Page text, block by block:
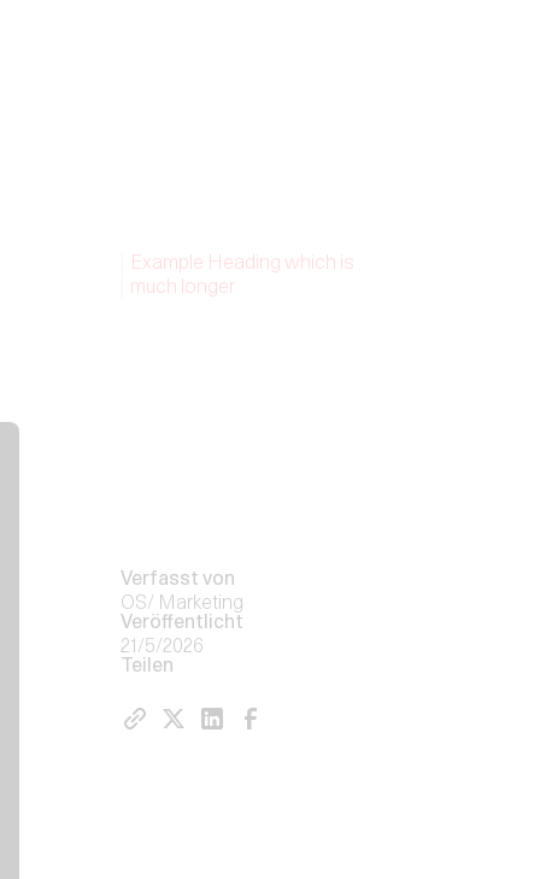
Example Heading which is
much longer
Verfasst von
OS/ Marketing
Veröffentlicht
21/5/2026
Teilen